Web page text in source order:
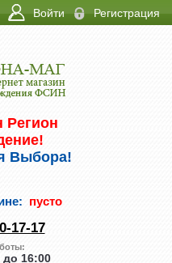
Регистрация
Войти
Регион
Выбора!
пусто
17-17
до 16:00